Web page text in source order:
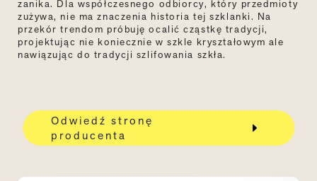
zanika. Dla współczesnego odbiorcy, który przedmioty
zużywa, nie ma znaczenia historia tej szklanki. Na
przekór trendom próbuję ocalić cząstkę tradycji,
projektując nie koniecznie w szkle kryształowym ale
nawiązując do tradycji szlifowania szkła.
Odwiedź stronę
producenta